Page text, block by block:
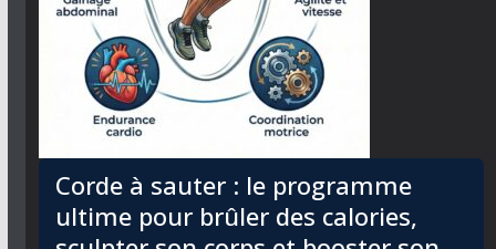
Corde à sauter : le programme
ultime pour brûler des calories,